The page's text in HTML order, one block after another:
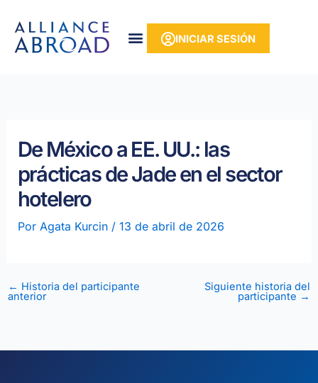
contenido
INICIAR SESIÓN
De México a EE. UU.: las
prácticas de Jade en el sector
hotelero
Por Agata Kurcin / 13 de abril de 2026
← Historia del participante
anterior
Siguiente historia del
participante →